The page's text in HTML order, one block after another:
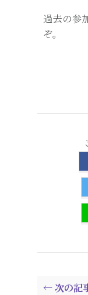
過去の参
ぞ。
← 次の記